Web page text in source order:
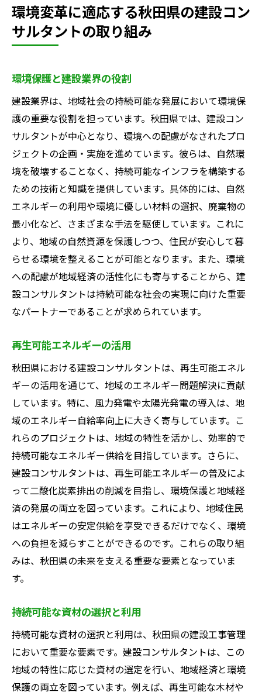
環境変革に適応する秋田県の建設コン
サルタントの取り組み
環境保護と建設業界の役割
建設業界は、地域社会の持続可能な発展において環境保
護の重要な役割を担っています。秋田県では、建設コン
サルタントが中心となり、環境への配慮がなされたプロ
ジェクトの企画・実施を進めています。彼らは、自然環
境を破壊することなく、持続可能なインフラを構築する
ための技術と知識を提供しています。具体的には、自然
エネルギーの利用や環境に優しい材料の選択、廃棄物の
最小化など、さまざまな手法を駆使しています。これに
より、地域の自然資源を保護しつつ、住民が安心して暮
らせる環境を整えることが可能となります。また、環境
への配慮が地域経済の活性化にも寄与することから、建
設コンサルタントは持続可能な社会の実現に向けた重要
なパートナーであることが求められています。
再生可能エネルギーの活用
秋田県における建設コンサルタントは、再生可能エネル
ギーの活用を通じて、地域のエネルギー問題解決に貢献
しています。特に、風力発電や太陽光発電の導入は、地
域のエネルギー自給率向上に大きく寄与しています。こ
れらのプロジェクトは、地域の特性を活かし、効率的で
持続可能なエネルギー供給を目指しています。さらに、
建設コンサルタントは、再生可能エネルギーの普及によ
って二酸化炭素排出の削減を目指し、環境保護と地域経
済の発展の両立を図っています。これにより、地域住民
はエネルギーの安定供給を享受できるだけでなく、環境
への負担を減らすことができるのです。これらの取り組
みは、秋田県の未来を支える重要な要素となっていま
す。
持続可能な資材の選択と利用
持続可能な資材の選択と利用は、秋田県の建設工事管理
において重要な要素です。建設コンサルタントは、この
地域の特性に応じた資材の選定を行い、地域経済と環境
保護の両立を図っています。例えば、再生可能な木材や